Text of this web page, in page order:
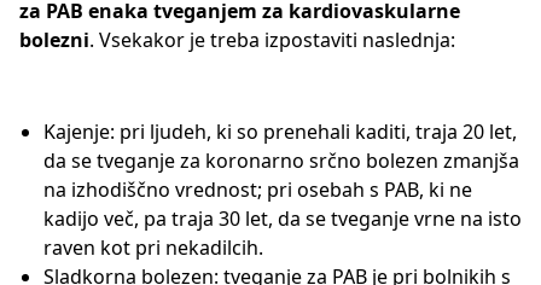
za PAB enaka tveganjem za kardiovaskularne
bolezni. Vsekakor je treba izpostaviti naslednja:
Kajenje: pri ljudeh, ki so prenehali kaditi, traja 20 let,
da se tveganje za koronarno srčno bolezen zmanjša
na izhodiščno vrednost; pri osebah s PAB, ki ne
kadijo več, pa traja 30 let, da se tveganje vrne na isto
raven kot pri nekadilcih.
Sladkorna bolezen: tveganje za PAB je pri bolnikih s